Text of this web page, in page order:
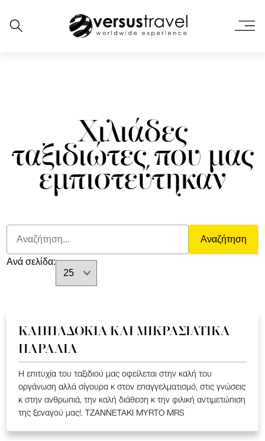
Χιλιάδες
ταξιδιώτες που μας
εμπιστεύτηκαν
Αναζήτηση
Ανά σελίδα:
ΚΑΠΠΑΔΟΚΙΑ ΚΑΙ ΜΙΚΡΑΣΙΑΤΙΚΑ
ΠΑΡΑΛΙΑ
Η επιτυχία του ταξιδιού μας οφείλεται στην καλή του
οργάνωση αλλά σίγουρα κ στον επαγγελματισμό, στις γνώσεις
κ στην ανθρωπιά, την καλή διάθεση κ την φιλική αντιμετώπιση
της ξεναγού μας!. TZANNETAKI MYRTO MRS